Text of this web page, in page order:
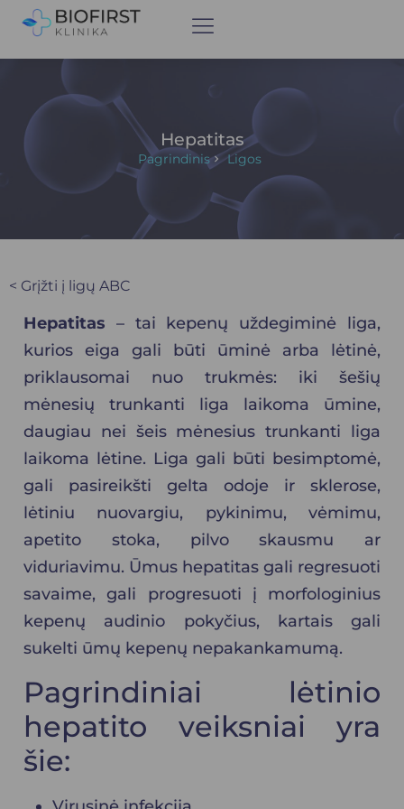
Hepatitas
Pagrindinis Ligos
< Grįžti į ligų ABC
Hepatitas – tai kepenų uždegiminė liga,
kurios eiga gali būti ūminė arba lėtinė,
priklausomai nuo trukmės: iki šešių
mėnesių trunkanti liga laikoma ūmine,
daugiau nei šeis mėnesius trunkanti liga
laikoma lėtine. Liga gali būti besimptomė,
gali pasireikšti gelta odoje ir sklerose,
lėtiniu nuovargiu, pykinimu, vėmimu,
apetito stoka, pilvo skausmu ar
viduriavimu. Ūmus hepatitas gali regresuoti
savaime, gali progresuoti į morfologinius
kepenų audinio pokyčius, kartais gali
sukelti ūmų kepenų nepakankamumą.
Pagrindiniai lėtinio
hepatito veiksniai yra
šie: